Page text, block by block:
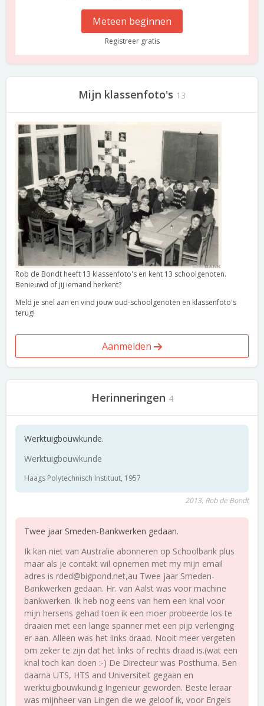
Meteen beginnen
Registreer gratis
Mijn klassenfoto's 13
Rob de Bondt heeft 13 klassenfoto's en kent 13 schoolgenoten.
Benieuwd of jij iemand herkent?
Meld je snel aan en vind jouw oud-schoolgenoten en klassenfoto's
terug!
Aanmelden
Herinneringen 4
Werktuigbouwkunde.
Werktuigbouwkunde
Haags Polytechnisch Instituut, 1957
2013, Rob de Bondt
Twee jaar Smeden-Bankwerken gedaan.
Ik kan niet van Australie abonneren op Schoolbank plus
maar als je contakt wil opnemen met my mijn email
adres is rded@bigpond.net,au Twee jaar Smeden-
Bankwerken gedaan. Hr. van Aalst was voor machine
bankwerken. Ik heb nog eens van hem een knal voor
mijn hersens gehad toen ik een moer probeerde los te
draaien met een lange spanner met een pijp verlenging
er aan. Alleen was het links draad. Nooit meer vergeten
om zeker te zijn dat het links of rechts draad is.(wat een
knal toch kan doen :-) De Directeur was Posthuma. Ben
daarna UTS, HTS and Universiteit gegaan en
werktuigbouwkundig Ingenieur geworden. Beste leraar
was mijnheer van Lingen die we geloof ik, voor Engels